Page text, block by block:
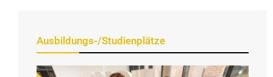
Ausbildungs-/Studienplätze